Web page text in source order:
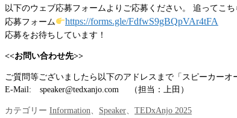
以下のウェブ応募フォームよりご応募ください。 追ってこ
応募フォーム
https://forms.gle/FdfwS9gBQpVAr4tFA
応募をお待ちしています！
<<お問い合わせ先>>
ご質問等ございましたら以下のアドレスまで「スピーカー
E-Mail: speaker@tedxanjo.com （担当：上田）
カテゴリー Information、 Speaker、 TEDxAnjo 2025